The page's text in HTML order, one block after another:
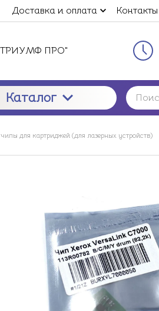
Доставка и оплата Контакты
Каталог
чипы для картриджей (для лазерных устройств)